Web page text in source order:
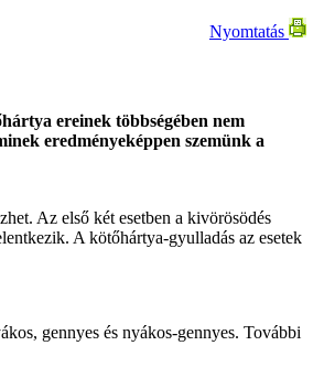
Nyomtatás
ereinek többségében nem
eredményeképpen szemünk a
Az első két esetben a kivörösödés
A kötőhártya-gyulladás az esetek
gennyes és nyákos-gennyes. További